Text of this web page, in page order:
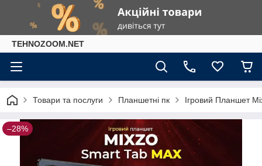
TEHNOZOOM.NET
Товари та послуги Планшетні пк Ігровий Планшет
–28%